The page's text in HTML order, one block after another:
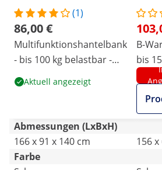
(1)
86,00 €
Multifunktionshantelbank
- bis 100 kg belastbar -
verstellbar - 180 - 152°
Neigung
Aktuell angezeigt
B-
bis
Abmessungen (LxBxH)
166 x 91 x 140 cm
156 x
Farbe